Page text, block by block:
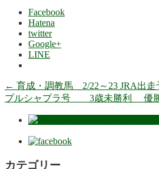
Facebook
Hatena
twitter
Google+
LINE
← 育成・調教馬 2/22～23 JRA出走
プルシャプラ号 3歳未勝利 優
カテゴリー